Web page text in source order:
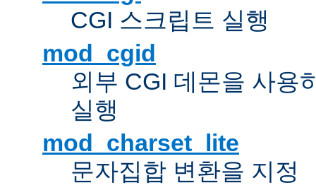
CGI 스크립트 실행
mod_cgid
외부 CGI 데몬을 사용
실행
mod_charset_lite
문자집합 변환을 지정